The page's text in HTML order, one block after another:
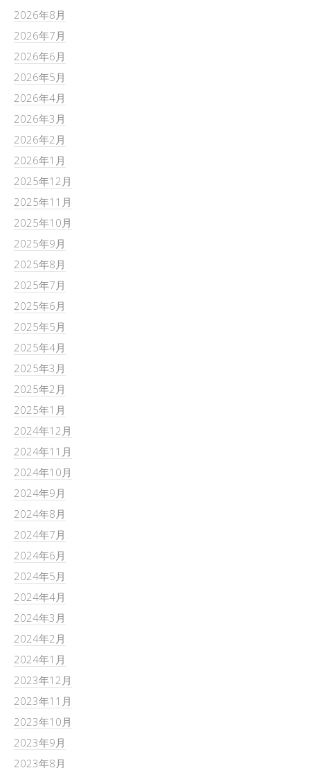
2026年8月
2026年7月
2026年6月
2026年5月
2026年4月
2026年3月
2026年2月
2026年1月
2025年12月
2025年11月
2025年10月
2025年9月
2025年8月
2025年7月
2025年6月
2025年5月
2025年4月
2025年3月
2025年2月
2025年1月
2024年12月
2024年11月
2024年10月
2024年9月
2024年8月
2024年7月
2024年6月
2024年5月
2024年4月
2024年3月
2024年2月
2024年1月
2023年12月
2023年11月
2023年10月
2023年9月
2023年8月